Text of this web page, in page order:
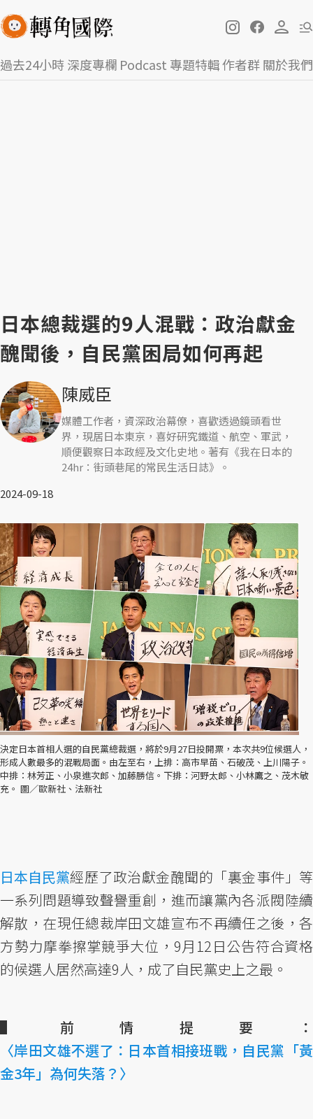
過去24小時深度專欄 Podcast 專題特輯作者群關於我們
日本總裁選的9人混戰：政治獻金
醜聞後，自民黨困局如何再起
陳威臣
媒體工作者，資深政治幕僚，喜歡透過鏡頭看世
界，現居日本東京，喜好研究鐵道、航空、軍武，
順便觀察日本政經及文化史地。著有《我在日本的
24hr：街頭巷尾的常民生活日誌》。
2024-09-18
決定日本首相人選的自民黨總裁選，將於9月27日投開票，本次共9位候選人，
形成人數最多的混戰局面。由左至右，上排：高市早苗、石破茂、上川陽子。
中排：林芳正、小泉進次郎、加藤勝信。下排：河野太郎、小林鷹之、茂木敏
充。 圖／歐新社、法新社
日本自民黨經歷了政治獻金醜聞的「裏金事件」等
一系列問題導致聲譽重創，進而讓黨內各派閥陸續
解散，在現任總裁岸田文雄宣布不再續任之後，各
方勢力摩拳擦掌競爭大位，9月12日公告符合資格
的候選人居然高達9人，成了自民黨史上之最。
▌前情提要：
〈岸田文雄不選了：日本首相接班戰，自民黨「黃
金3年」為何失落？〉